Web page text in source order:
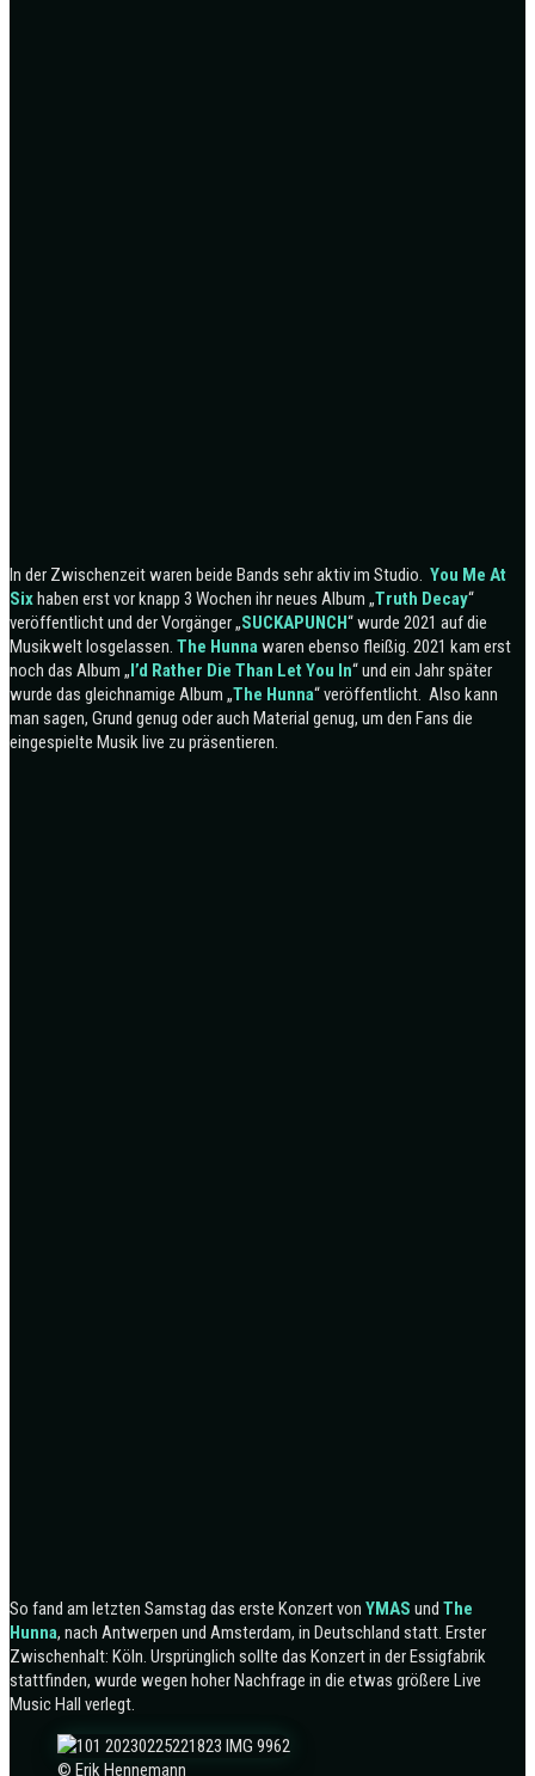
In der Zwischenzeit waren beide Bands sehr aktiv im Studio. You Me At
Six haben erst vor knapp 3 Wochen ihr neues Album „Truth Decay“
veröffentlicht und der Vorgänger „SUCKAPUNCH“ wurde 2021 auf die
Musikwelt losgelassen. The Hunnawaren ebenso fleißig. 2021 kam erst
noch das Album „ I’d Rather Die Than Let You In“ und ein Jahr später
wurde das gleichnamige Album „The Hunna“ veröffentlicht. Also kann
man sagen, Grund genug oder auch Material genug, um den Fans die
eingespielte Musik live zu präsentieren.
So fand am letzten Samstag das erste Konzert von YMAS und The
Hunna, nach Antwerpen und Amsterdam, in Deutschland statt. Erster
Zwischenhalt: Köln. Ursprünglich sollte das Konzert in der Essigfabrik
stattfinden, wurde wegen hoher Nachfrage in die etwas größere Live
Music Hall verlegt.
© Erik Hennemann